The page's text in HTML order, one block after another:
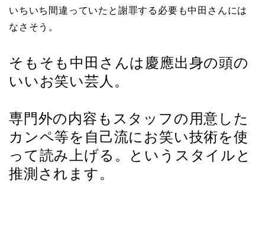
いちいち間違っていたと謝罪する必要も中田さんには
なさそう。
そもそも中田さんは慶應出身の頭の
いいお笑い芸人。
専門外の内容もスタッフの用意した
カンペ等を自己流にお笑い技術を使
って読み上げる。というスタイルと
推測されます。